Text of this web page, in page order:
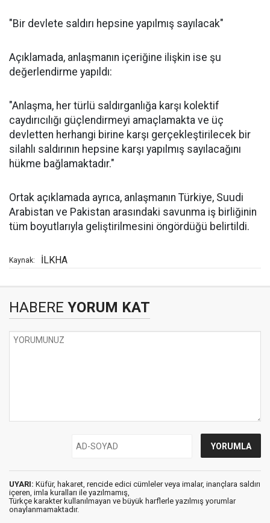
"Bir devlete saldırı hepsine yapılmış sayılacak"
Açıklamada, anlaşmanın içeriğine ilişkin ise şu
değerlendirme yapıldı:
"Anlaşma, her türlü saldırganlığa karşı kolektif
caydırıcılığı güçlendirmeyi amaçlamakta ve üç
devletten herhangi birine karşı gerçekleştirilecek bir
silahlı saldırının hepsine karşı yapılmış sayılacağını
hükme bağlamaktadır."
Ortak açıklamada ayrıca, anlaşmanın Türkiye, Suudi
Arabistan ve Pakistan arasındaki savunma iş birliğinin
tüm boyutlarıyla geliştirilmesini öngördüğü belirtildi.
Kaynak: İLKHA
HABERE YORUM KAT
UYARI: Küfür, hakaret, rencide edici cümleler veya imalar, inançlara saldırı
içeren, imla kuralları ile yazılmamış,
Türkçe karakter kullanılmayan ve büyük harflerle yazılmış yorumlar
onaylanmamaktadır.